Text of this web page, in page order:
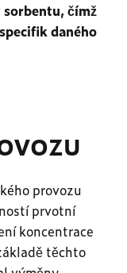
čímž
daného
provozu
prvotní
koncentrace
těchto